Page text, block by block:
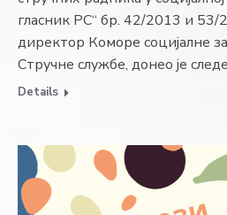
гласник РС“ бр. 42/2013 и 53/
директор Коморе социјалне
Стручне службе, донео је
Details